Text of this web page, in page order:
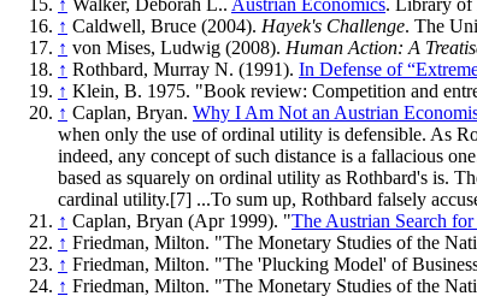
↑ Walker, Deborah L.. Austrian Economics. Library of
↑ Caldwell, Bruce (2004). Hayek's Challenge. The
↑ von Mises, Ludwig (2008). Human Action: A
↑ Rothbard, Murray N. (1991). In Defense of
↑ Klein, B. 1975. "Book review: Competition and
↑ Caplan, Bryan. Why I Am Not an Austrian
when only the use of ordinal utility is defensible. As
indeed, any concept of such distance is a fallacious
based as squarely on ordinal utility as Rothbard's is.
cardinal utility.[7] ...To sum up, Rothbard falsely
↑ Caplan, Bryan (Apr 1999). "The Austrian Search
↑ Friedman, Milton. "The Monetary Studies of the
↑ Friedman, Milton. "The 'Plucking Model' of
↑ Friedman, Milton. "The Monetary Studies of the